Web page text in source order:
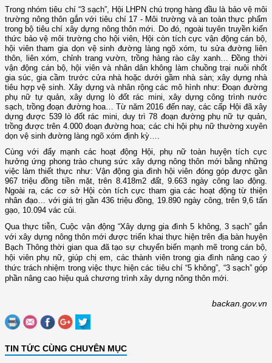
Trong nhóm tiêu chí “3 sạch”, Hội LHPN chú trọng hàng đầu là bảo vệ môi
trường nông thôn gắn với tiêu chí 17 - Môi trường và an toàn thực phẩm
trong bộ tiêu chí xây dựng nông thôn mới. Do đó, ngoài tuyên truyền kiến
thức bảo vệ môi trường cho hội viên, Hội còn tích cực vận động cán bộ,
hội viên tham gia dọn vệ sinh đường làng ngõ xóm, tu sửa đường liên
thôn, liên xóm, chỉnh trang vườn, trồng hàng rào cây xanh… Đồng thời
vận động cán bộ, hội viên và nhân dân không làm chuồng trại nuôi nhốt
gia súc, gia cầm trước cửa nhà hoặc dưới gầm nhà sàn; xây dựng nhà
tiêu hợp vệ sinh. Xây dựng và nhân rộng các mô hình như: Đoạn đường
phụ nữ tự quản, xây dựng lò đốt rác mini, xây dựng công trình nước
sạch, trồng đoạn đường hoa… Từ năm 2016 đến nay, các cấp Hội đã xây
dựng được 539 lò đốt rác mini, duy trì 78 đoạn đường phụ nữ tự quản,
trồng được trên 4.000 đoạn đường hoa; các chi hội phụ nữ thường xuyên
dọn vệ sinh đường làng ngõ xóm định kỳ….
Cùng với đẩy mạnh các hoạt động Hội, phụ nữ toàn huyện tích cực
hưởng ứng phong trào chung sức xây dựng nông thôn mới bằng những
việc làm thiết thực như: Vận động gia đình hội viên đóng góp được gần
967 triệu đồng tiền mặt, trên 8.418m2 đất, 9.663 ngày công lao động.
Ngoài ra, các cơ sở Hội còn tích cực tham gia các hoạt động từ thiện
nhân đạo… với giá trị gần 436 triệu đồng, 19.890 ngày công, trên 9,6 tấn
gạo, 10.094 vác củi.
Qua thực tiễn, Cuộc vận động “Xây dựng gia đình 5 không, 3 sạch” gắn
với xây dựng nông thôn mới được triển khai thực hiện trên địa bàn huyện
Bạch Thông thời gian qua đã tạo sự chuyển biến mạnh mẽ trong cán bộ,
hội viên phụ nữ, giúp chị em, các thành viên trong gia đình nâng cao ý
thức trách nhiệm trong việc thực hiện các tiêu chí “5 không”, “3 sạch” góp
phần nâng cao hiệu quả chương trình xây dựng nông thôn mới.
backan.gov.vn
TIN TỨC CÙNG CHUYÊN MỤC